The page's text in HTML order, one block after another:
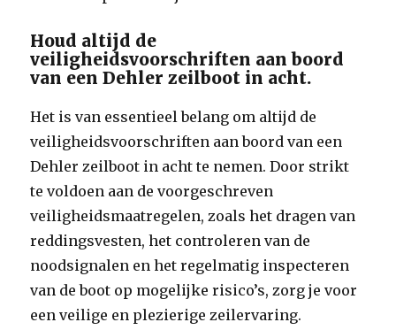
Houd altijd de
veiligheidsvoorschriften aan boord
van een Dehler zeilboot in acht.
Het is van essentieel belang om altijd de
veiligheidsvoorschriften aan boord van een
Dehler zeilboot in acht te nemen. Door strikt
te voldoen aan de voorgeschreven
veiligheidsmaatregelen, zoals het dragen van
reddingsvesten, het controleren van de
noodsignalen en het regelmatig inspecteren
van de boot op mogelijke risico’s, zorg je voor
een veilige en plezierige zeilervaring.